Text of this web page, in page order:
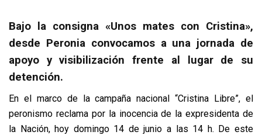
Bajo la consigna «Unos mates con Cristina»,
desde Peronia convocamos a una jornada de
apoyo y visibilización frente al lugar de su
detención.
En el marco de la campaña nacional “Cristina Libre”, el
peronismo reclama por la inocencia de la expresidenta de
la Nación, hoy domingo 14 de junio a las 14 h. De este